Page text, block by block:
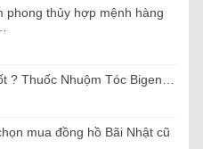
phong thủy hợp mệnh hàng
? Thuốc Nhuộm Tóc Bigen…
mua đồng hồ Bãi Nhật cũ